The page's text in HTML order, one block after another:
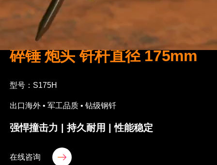
钩机 挖掘机 中型三角液压破
碎锤 炮头 钎杆直径 175mm
型号：S175H
出口海外 • 军工品质 • 钻级钢钎
强悍撞击力 | 持久耐用 | 性能稳定
在线咨询